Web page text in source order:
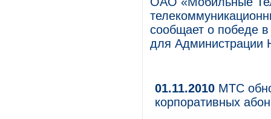
сообщает о победе в
для Администрации
01.11.2010 МТС
корпоративных